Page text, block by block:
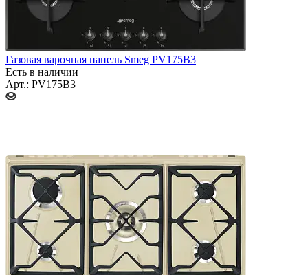
Газовая варочная панель Smeg PV175B3
Есть в наличии
Арт.: PV175B3